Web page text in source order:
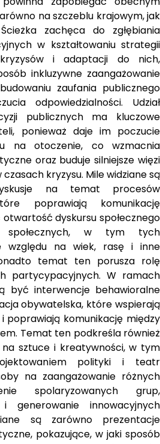
na szczeblu krajowym, jak
zachęca do zgłębiania
w kształtowaniu strategii
i adaptacji do nich,
inkluzywne zaangażowanie
zaufania publicznego
odpowiedzialności. Udział
publicznych ma kluczowe
ponieważ daje im poczucie
na otoczenie, co wzmacnia
oraz buduje silniejsze więzi
czasach kryzysu. Mile widziane są
na temat procesów
poprawiają komunikację
dyskursu społecznego
w tym tych
względu na wiek, rasę i inne
temat ten porusza rolę
partycypacyjnych. W ramach
być interwencje behawioralne
obywatelska, które wspierają
poprawiają komunikację między
Temat ten podkreśla również
sztuce i kreatywności, w tym
polityki i teatr
na zaangażowanie różnych
spolaryzowanych grup,
generowanie innowacyjnych
są zarówno prezentacje
pokazujące, w jaki sposób